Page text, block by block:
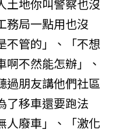
土地你叫警察也沒
務局一點用也沒
不管的」、「不想
不然能怎辦」、
過朋友講他們社區
了移車還要跑法
人廢車」、「激化